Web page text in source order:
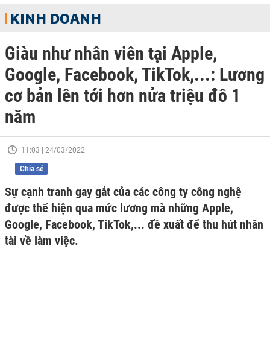
KINH DOANH
Giàu như nhân viên tại Apple,
Google, Facebook, TikTok,...: Lương
cơ bản lên tới hơn nửa triệu đô 1
năm
11:03 | 24/03/2022
Chia sẻ
Sự cạnh tranh gay gắt của các công ty công nghệ
được thể hiện qua mức lương mà những Apple,
Google, Facebook, TikTok,... đề xuất để thu hút nhân
tài về làm việc.